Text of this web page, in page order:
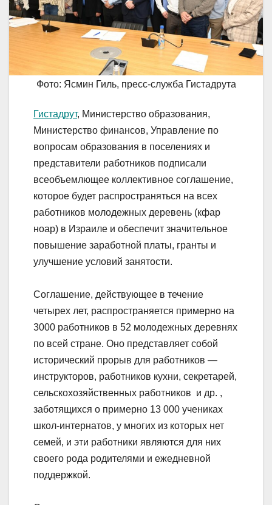
Фото: Ясмин Гиль, пресс-служба Гистадрута
Гистадрут, Министерство образования,
Министерство финансов, Управление по
вопросам образования в поселениях и
представители работников подписали
всеобъемлющее коллективное соглашение,
которое будет распространяться на всех
работников молодежных деревень (кфар
ноар) в Израиле и обеспечит значительное
повышение заработной платы, гранты и
улучшение условий занятости.
Соглашение, действующее в течение
четырех лет, распространяется примерно на
3000 работников в 52 молодежных деревнях
по всей стране. Оно представляет собой
исторический прорыв для работников —
инструкторов, работников кухни, секретарей,
сельскохозяйственных работников и др. ,
заботящихся о примерно 13 000 учениках
школ-интернатов, у многих из которых нет
семей, и эти работники являются для них
своего рода родителями и ежедневной
поддержкой.